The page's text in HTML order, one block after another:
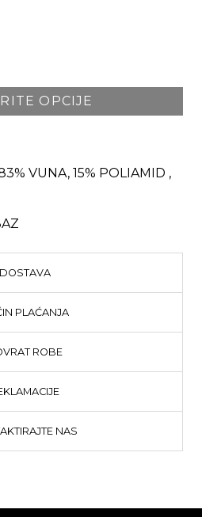
OPCIJE
VUNA, 15% POLIAMID ,
DOSTAVA
PLAĆANJA
ROBE
NAS